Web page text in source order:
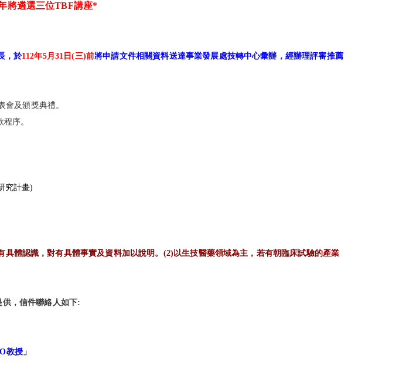
將遴選三位TBF講座*
，於112年5月31日(三)前將申請文件相關資料送達事業發展處技轉中心彙辦， 經辦理評審推薦
會及頒獎典禮。
序。
究計畫)
具體認識，對有具體事實及資料加以說明。(2)以生技醫藥領域為主， 若有朝臨床試驗的產業
供，信件聯絡人如下:
教授」